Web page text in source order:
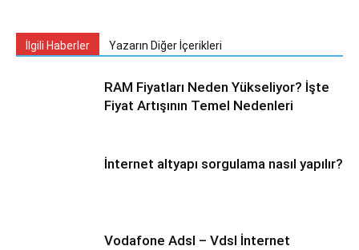
İlgili Haberler Yazarın Diğer İçerikleri
RAM Fiyatları Neden Yükseliyor? İşte
Fiyat Artışının Temel Nedenleri
İnternet altyapı sorgulama nasıl yapılır?
Vodafone Adsl – Vdsl İnternet